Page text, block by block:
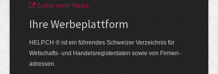
Siehe mehr News
Ihre Werbe­plattform
HELP.CH ® ist ein führendes Schweizer Verzeichnis für
Wirtschafts- und Handelsregisterdaten sowie von Firmen­
adressen.